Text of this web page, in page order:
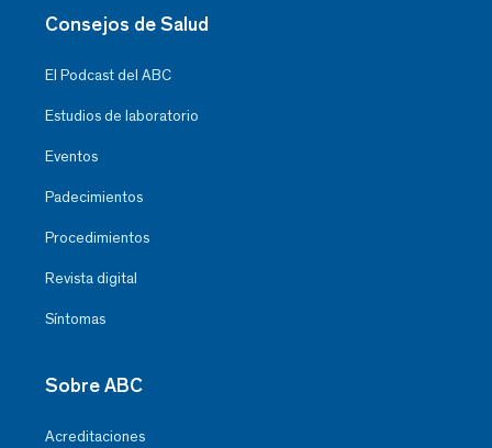
Consejos de Salud
El Podcast del ABC
Estudios de laboratorio
Eventos
Padecimientos
Procedimientos
Revista digital
Síntomas
Sobre ABC
Acreditaciones